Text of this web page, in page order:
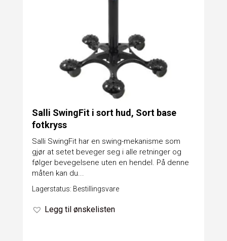
Salli SwingFit i sort hud, Sort base
fotkryss
Salli SwingFit har en swing-mekanisme som
gjør at setet beveger seg i alle retninger og
følger bevegelsene uten en hendel. På denne
måten kan du...
Lagerstatus: Bestillingsvare
Legg til ønskelisten